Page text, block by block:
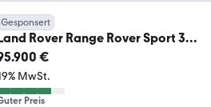
Gesponsert
Rover Range Rover Sport 3.0
HSE MWST/VAT
€
MwSt.
Preis